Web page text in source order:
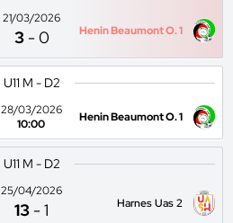
21/03/2026
3 -0 Henin Beaumont O. 1
U11 M - D2
28/03/2026
10:00
Henin Beaumont O. 1
U11 M - D2
25/04/2026
13 -1 Harnes Uas 2